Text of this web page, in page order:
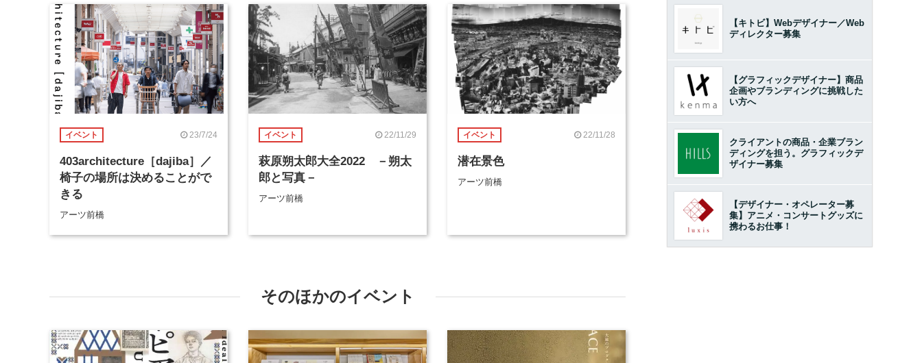
イベント 23/7/24
403architecture［dajiba］／
椅子の場所は決めることがで
きる
アーツ前橋
イベント 22/11/29
萩原朔太郎大全2022 －朔太
郎と写真－
アーツ前橋
イベント 22/11/28
潜在景色
アーツ前橋
そのほかのイベント
【キトビ】Webデザイナー／Web
ディレクター募集
【グラフィックデザイナー】商品
企画やブランディングに挑戦した
い方へ
クライアントの商品・企業ブラン
ディングを担う。グラフィックデ
ザイナー募集
【デザイナー・オペレーター募
集】アニメ・コンサートグッズに
携わるお仕事！